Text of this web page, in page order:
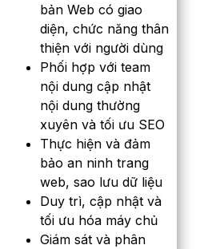
bản Web có giao
diện, chức năng thân
thiện với người dùng
Phối hợp với team
nội dung cập nhật
nội dung thường
xuyên và tối ưu SEO
Thực hiện và đảm
bảo an ninh trang
web, sao lưu dữ liệu
Duy trì, cập nhật và
tối ưu hóa máy chủ
Giám sát và phân